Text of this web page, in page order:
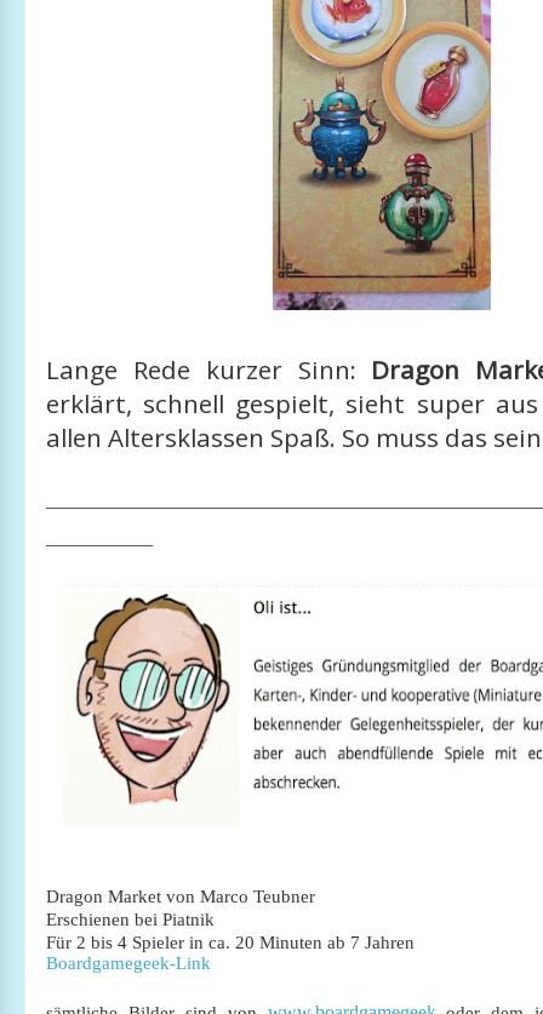
Lange Rede kurzer Sinn: Dragon
erklärt, schnell gespielt, sieht super
allen Altersklassen Spaß. So muss das
Dragon Market von Marco Teubner
Erschienen bei Piatnik
Für 2 bis 4 Spieler in ca. 20 Minuten ab 7 Jahren
Boardgamegeek-Link